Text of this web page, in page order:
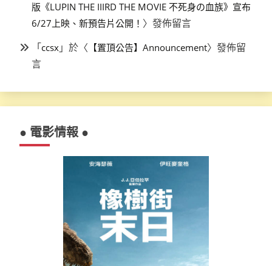
版《LUPIN THE IIIRD THE MOVIE 不死身の血族》宣布
6/27上映、新預告片公開！ 〉發佈留言
「ccsx 」於〈 【置頂公告】Announcement〉發佈留
言
● 電影情報 ●